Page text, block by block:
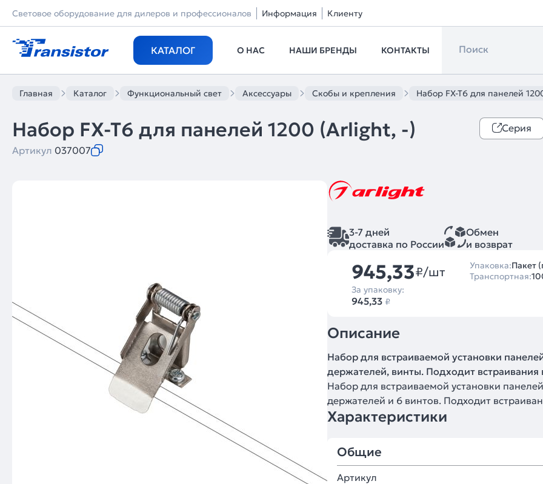
Световое оборудование для дилеров и профессионалов Информация Клиенту
КАТАЛОГ О НАС НАШИ БРЕНДЫ КОНТАКТЫ
Главная Каталог Функциональный свет Аксессуары Скобы и крепления Набор FX-T6 для панелей
Набор FX-T6 для панелей 1200 (Arlight, -)
Артикул 037007
Серия
3-7 дней
доставка по России
Обмен
и возврат
945,33₽/шт
За упаковку:
945,33 ₽
Упаковка:Пакет
Транспортная:
Описание
Набор для встраиваемой установки
держателей, винты. Подходит встраивания
Набор для встраиваемой установки
держателей и 6 винтов. Подходит
Характеристики
Общие
Артикул